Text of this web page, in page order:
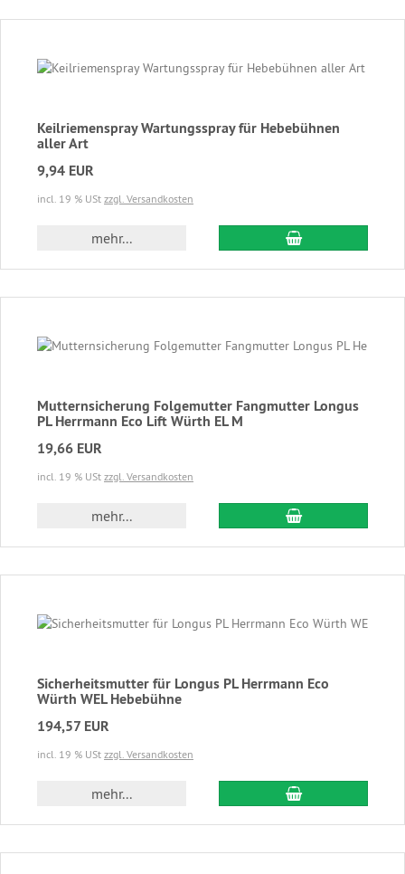
Keilriemenspray Wartungsspray für Hebebühnen
aller Art
9,94 EUR
incl. 19 % USt zzgl. Versandkosten
mehr... In den
Mutternsicherung Folgemutter Fangmutter Longus
PL Herrmann Eco Lift Würth EL M
19,66 EUR
incl. 19 % USt zzgl. Versandkosten
mehr... In den
Sicherheitsmutter für Longus PL Herrmann Eco
Würth WEL Hebebühne
194,57 EUR
incl. 19 % USt zzgl. Versandkosten
mehr... In den